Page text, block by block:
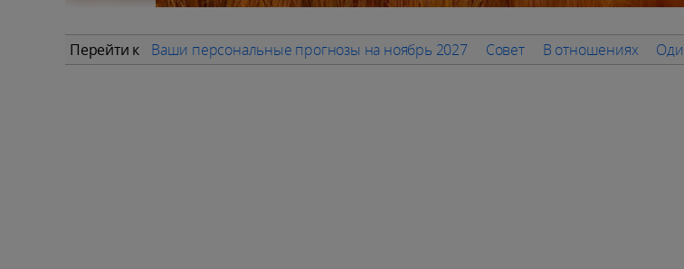
Перейти к Ваши персональные прогнозы на ноябрь 2027 Совет В отношениях